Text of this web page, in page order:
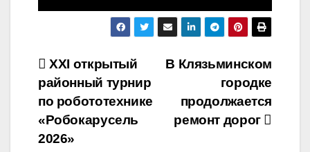
Навигация
по
записям
В Клязьминском
городке
продолжается
ремонт дорог
ХХI открытый
районный турнир
по робототехнике
«Робокарусель
2026»